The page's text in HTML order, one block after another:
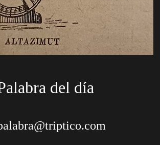
del día